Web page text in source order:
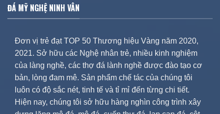
ĐÁ MỸ NGHỆ NINH VÂN
Đơn vị trẻ đạt TOP 50 Thương hiệu Vàng năm 2020,
2021. Sở hữu các Nghệ nhân trẻ, nhiều kinh nghiệm
của làng nghề, các thợ đá lành nghề được đào tạo cơ
bản, lòng đam mê. Sản phẩm chế tác của chúng tôi
luôn có độ sắc nét, tinh tế và tỉ mỉ đến từng chi tiết.
Hiện nay, chúng tôi sở hữu hàng nghìn công trình xây